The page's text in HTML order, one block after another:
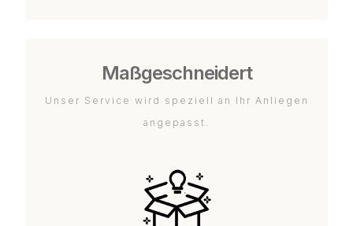
Maßgeschneidert
Unser Service wird speziell an Ihr Anliegen
angepasst.